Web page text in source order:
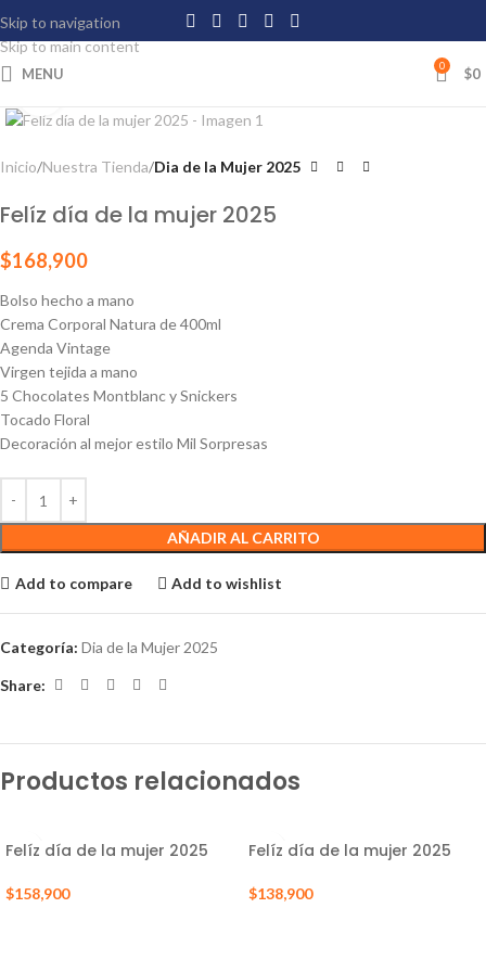
Skip to navigation
Skip to main content
MENU 0 $0
Inicio Nuestra Tienda Dia de la Mujer 2025
Felíz día de la mujer 2025
$168,900
Bolso hecho a mano
Crema Corporal Natura de 400ml
Agenda Vintage
Virgen tejida a mano
5 Chocolates Montblanc y Snickers
Tocado Floral
Decoración al mejor estilo Mil Sorpresas
AÑADIR AL CARRITO
Add to compare Add to wishlist
Categoría: Dia de la Mujer 2025
Share:
Productos relacionados
Felíz día de la mujer 2025
$158,900
Felíz día de la mujer 2025
$138,900